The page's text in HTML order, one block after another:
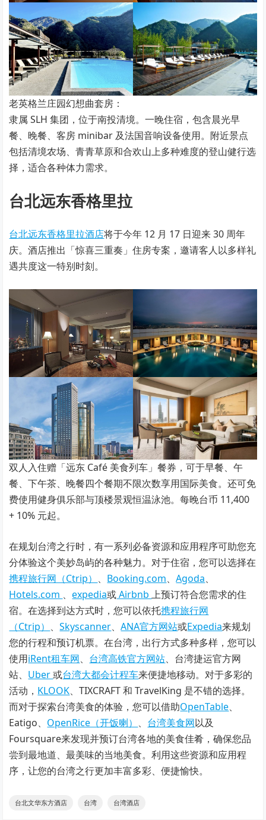
老英格兰庄园幻想曲套房：
隶属 SLH 集团，位于南投清境。一晚住宿，包含晨光早
餐、晚餐、客房 minibar 及法国音响设备使用。附近景点
包括清境农场、青青草原和合欢山上多种难度的登山健行选
择，适合各种体力需求。
台北远东香格里拉
台北远东香格里拉酒店将于今年 12 月 17 日迎来 30 周年
庆。酒店推出「惊喜三重奏」住房专案，邀请客人以多样礼
遇共度这一特别时刻。
双人入住赠「远东 Café 美食列车」餐券，可于早餐、午
餐、下午茶、晚餐四个餐期不限次数享用国际美食。还可免
费使用健身俱乐部与顶楼景观恒温泳池。每晚台币 11,400
+ 10% 元起。
在规划台湾之行时，有一系列必备资源和应用程序可助您充
分体验这个美妙岛屿的各种魅力。对于住宿，您可以选择在
携程旅行网（Ctrip） 、 Booking.com、Agoda、
Hotels.com 、expedia或Airbnb上预订符合您需求的住
宿。在选择到达方式时，您可以依托携程旅行网
（Ctrip） 、Skyscanner、ANA官方网站或Expedia来规划
您的行程和预订机票。在台湾，出行方式多种多样，您可以
使用iRent租车网、 台湾高铁官方网站、台湾捷运官方网
站、 Uber或台湾大都会计程车来便捷地移动。对于多彩的
活动， KLOOK、TIXCRAFT 和 TravelKing 是不错的选择。
而对于探索台湾美食的体验，您可以借助OpenTable、
Eatigo、 OpenRice（开饭喇） 、 台湾美食网以及
Foursquare来发现并预订台湾各地的美食佳肴，确保您品
尝到最地道、最美味的当地美食。利用这些资源和应用程
序，让您的台湾之行更加丰富多彩、便捷愉快。
台北文华东方酒店 台湾 台湾酒店